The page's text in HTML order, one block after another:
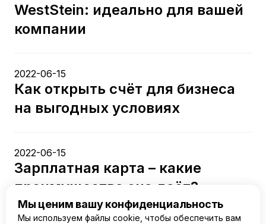
WestStein: идеально для вашей
компании
2022-06-15
Как открыть счёт для бизнеса
на выгодных условиях
2022-06-15
Зарплатная карта – какие
преимущества она даёт?
Мы ценим вашу конфиденциальность
Мы используем файлы cookie, чтобы обеспечить вам